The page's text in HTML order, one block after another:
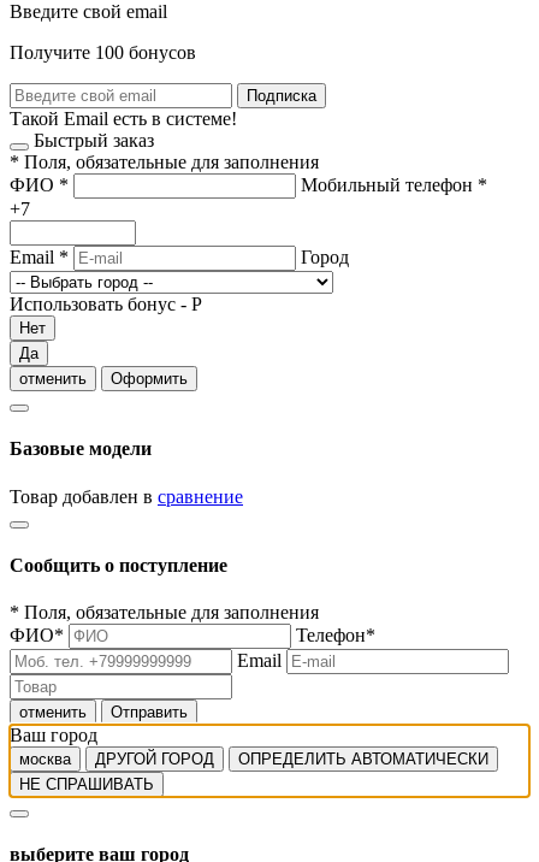
Введите свой email
Получите 100 бонусов
Подписка
Такой Email есть в системе!
Быстрый заказ
* Поля, обязательные для заполнения
ФИО * Мобильный телефон *
+7
Email * Город
Использовать бонус - Р
Нет
Да
отменить
Оформить
Базовые модели
Товар добавлен в сравнение
Сообщить о поступление
* Поля, обязательные для заполнения
ФИО* Телефон*
Email
отменить Отправить
Ваш город
москва ДРУГОЙ ГОРОД
ОПРЕДЕЛИТЬ АВТОМАТИЧЕСКИ
НЕ СПРАШИВАТЬ
выберите ваш город